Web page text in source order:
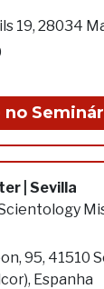
19, 28034
| Sevilla
95, 41510
Espanha